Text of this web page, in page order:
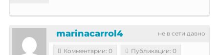
не в сети давно
marinacarrol4
Комментарии: 0 Публикации: 0